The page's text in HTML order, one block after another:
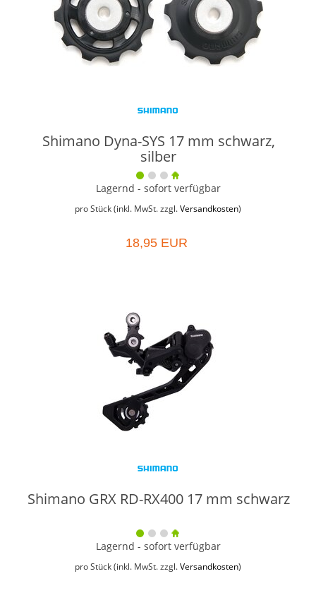
Shimano Dyna-SYS 17 mm schwarz,
silber
Lagernd - sofort verfügbar
pro Stück (inkl. MwSt. zzgl. Versandkosten)
18,95 EUR
Shimano GRX RD-RX400 17 mm schwarz
Lagernd - sofort verfügbar
pro Stück (inkl. MwSt. zzgl. Versandkosten)